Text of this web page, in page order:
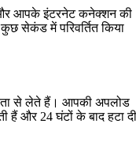
आपके इंटरनेट कनेक्शन की
सेकंड में परिवर्तित किया
से लेते हैं। आपकी अपलोड
हैं और 24 घंटों के बाद हटा दी